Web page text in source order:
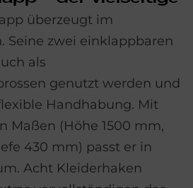
überzeugt im
Seine zwei einklappbaren
als
genutzt werden und
Handhabung. Mit
Maßen (Höhe 1500 mm,
430 mm) passt er in
Acht Kleiderhaken